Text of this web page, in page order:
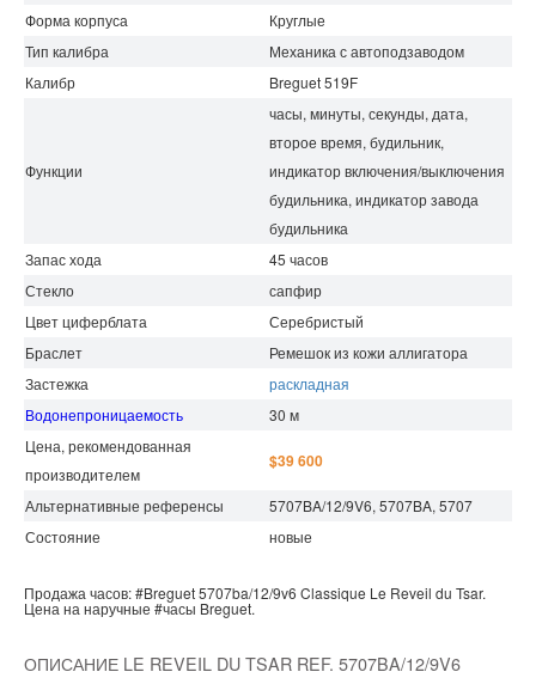
Форма корпуса
Круглые
Тип калибра
Механика с автоподзаводом
Калибр
Breguet 519F
Функции
часы, минуты, секунды, дата,
второе время, будильник,
индикатор включения/выключения
будильника, индикатор завода
будильника
Запас хода
45 часов
Стекло
сапфир
Цвет циферблата
Серебристый
Браслет
Ремешок из кожи аллигатора
Застежка
раскладная
Водонепроницаемость
30 м
Цена, рекомендованная
производителем
$39 600
Альтернативные референсы
5707BA/12/9V6, 5707BA, 5707
Состояние
новые
Продажа часов:#Breguet5707ba/12/9v6 Classique Le Reveil du Tsar.
Цена на наручные #часы Breguet.
ОПИСАНИЕ LE REVEIL DU TSAR REF. 5707BA/12/9V6